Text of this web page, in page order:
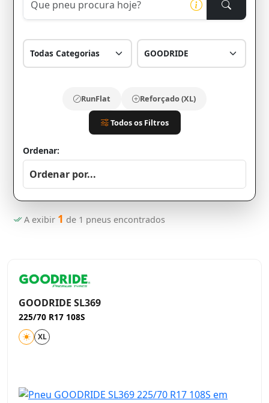
RunFlat Reforçado (XL)
Todos os Filtros
Ordenar:
A exibir 1 de 1 pneus encontrados
GOODRIDE SL369
225/70 R17 108S
XL